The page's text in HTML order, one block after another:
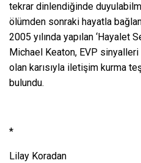
tekrar dinlendiğinde
ölümden sonraki hayatla
2005 yılında yapılan ‘Hayalet
Michael Keaton, EVP sinyalleri
olan karısıyla iletişim kurma
bulundu.
*
Lilay Koradan